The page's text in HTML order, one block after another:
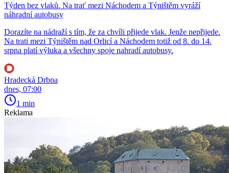
Týden bez vlaků. Na trať mezi Náchodem a Týništěm vyráží
náhradní autobusy
Dorazíte na nádraží s tím, že za chvíli přijede vlak. Jenže nepřijede.
Na trati mezi Týništěm nad Orlicí a Náchodem totiž od 8. do 14.
srpna platí výluka a všechny spoje nahradí autobusy.
Hradecká Drbna
dnes, 07:00
1 min
Reklama